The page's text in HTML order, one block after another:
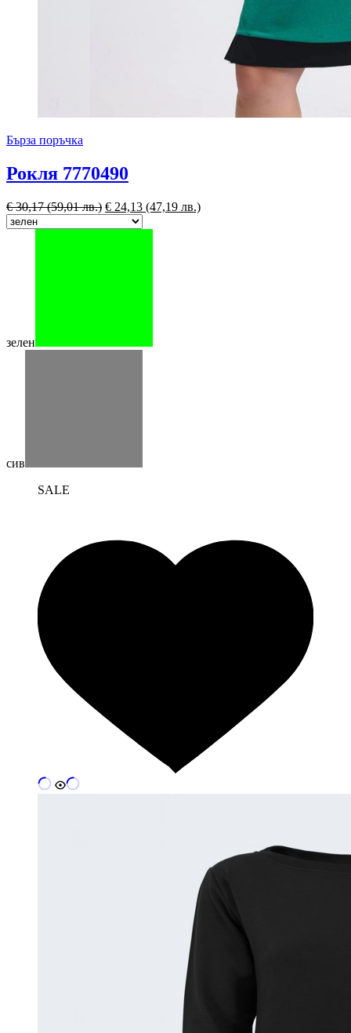
Бърза поръчка
Рокля 7770490
€30,17(59,01 лв.) € 24,13 (47,19 лв.)
зелен
сив
SALE